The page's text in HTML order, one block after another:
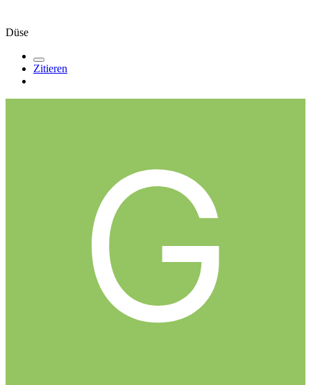
Düse
Zitieren